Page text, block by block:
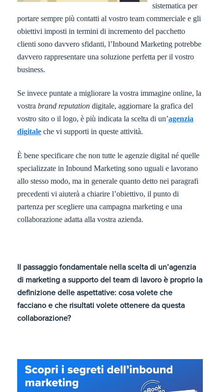
sistematica per
portare sempre più contatti al vostro team commerciale e gli
obiettivi imposti in termini di incremento del pacchetto
clienti sono davvero sfidanti, l’Inbound Marketing potrebbe
davvero rappresentare una soluzione perfetta per il vostro
business.
Se invece puntate a migliorare la vostra immagine online, la
vostra brand reputation digitale, aggiornare la grafica del
vostro sito o il logo, è più indicata la scelta di un’agenzia
digitale che vi supporti in queste attività.
È bene specificare che non tutte le agenzie digital né quelle
specializzate in Inbound Marketing sono uguali e lavorano
allo stesso modo, ma in generale quanto detto nei paragrafi
precedenti vi aiuterà a chiarire l’obiettivo, il punto di
partenza per scegliere una campagna marketing e una
collaborazione adatta alla vostra azienda.
Il passaggio fondamentale nella scelta di un’agenzia
di marketing a supporto del team di lavoro è proprio la
definizione delle aspettative: cosa volete che
facciano e che risultati volete ottenere da questa
collaborazione?